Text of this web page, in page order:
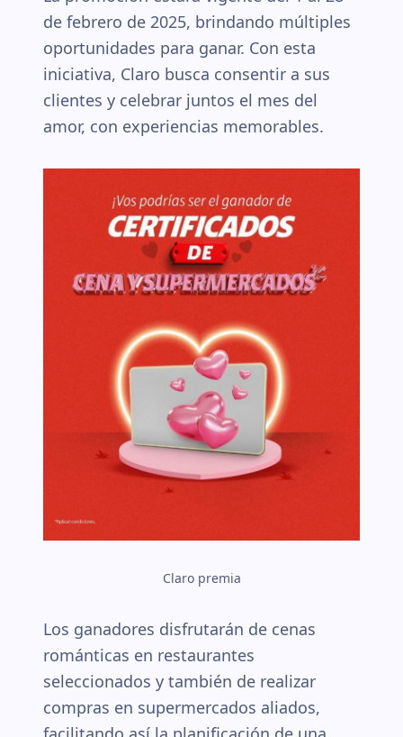
de febrero de 2025, brindando múltiples
oportunidades para ganar. Con esta
iniciativa, Claro busca consentir a sus
clientes y celebrar juntos el mes del
amor, con experiencias memorables.
Claro premia
Los ganadores disfrutarán de cenas
románticas en restaurantes
seleccionados y también de realizar
compras en supermercados aliados,